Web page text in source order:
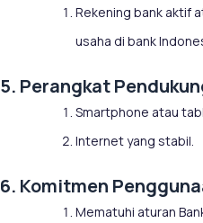
Rekening bank aktif
usaha di bank
5. Perangkat
Smartphone atau
Internet yang stabil.
6. Komitmen
Mematuhi aturan